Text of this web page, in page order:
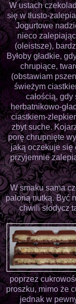
W ustach
się w tłusto-
Jogurtowe
nieco
(oleistsze),
Byłoby gładkie,
chrupiące,
(obstawiam
świeżym
całością, gdy
herbatnikowo-
ciastkiem-
zbyt suche.
porę chrupnięte
jaką oczekuje się
przyjemnie
W smaku sama
paloną nutką. Być
chwili słodycz
poprzez
proszku, mimo że
jednak w